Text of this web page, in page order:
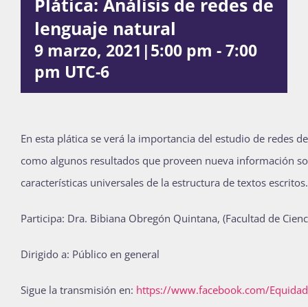
Bienvenida generación 2027-1
Plática: Análisis de redes de
lenguaje natural
9 marzo, 2021|5:00 pm -7:00
pm UTC-6
En esta plática se verá la importancia del estudio de redes
como algunos resultados que proveen nueva información
características universales de la estructura de textos escritos.
Participa: Dra. Bibiana Obregón Quintana, (Facultad de
Dirigido a: Público en general
Sigue la transmisión en: https://www.facebook.com/